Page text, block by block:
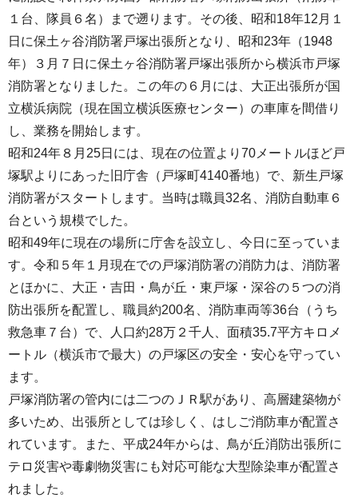
１台、隊員６名）まで遡ります。その後、昭和18年12月１
日に保土ヶ谷消防署戸塚出張所となり、昭和23年（1948
年）３月７日に保土ヶ谷消防署戸塚出張所から横浜市戸塚
消防署となりました。この年の６月には、大正出張所が国
立横浜病院（現在国立横浜医療センター）の車庫を間借り
し、業務を開始します。
昭和24年８月25日には、現在の位置より70メートルほど戸
塚駅よりにあった旧庁舎（戸塚町4140番地）で、新生戸塚
消防署がスタートします。当時は職員32名、消防自動車６
台という規模でした。
昭和49年に現在の場所に庁舎を設立し、今日に至っていま
す。令和５年１月現在での戸塚消防署の消防力は、消防署
とほかに、大正・吉田・鳥が丘・東戸塚・深谷の５つの消
防出張所を配置し、職員約200名、消防車両等36台（うち
救急車７台）で、人口約28万２千人、面積35.7平方キロメ
ートル（横浜市で最大）の戸塚区の安全・安心を守ってい
ます。
戸塚消防署の管内には二つのＪＲ駅があり、高層建築物が
多いため、出張所としては珍しく、はしご消防車が配置さ
れています。また、平成24年からは、鳥が丘消防出張所に
テロ災害や毒劇物災害にも対応可能な大型除染車が配置さ
れました。